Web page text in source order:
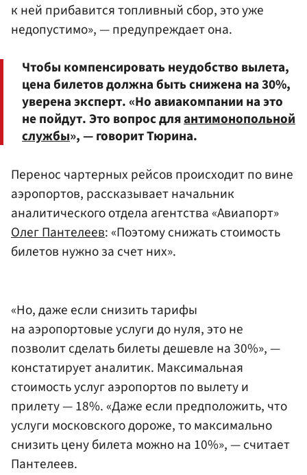
к ней прибавится топливный сбор, это уже
недопустимо», — предупреждает она.
Чтобы компенсировать неудобство вылета,
цена билетов должна быть снижена на 30%,
уверена эксперт. «Но авиакомпании на это
не пойдут. Это вопрос дляантимонопольной
службы», — говорит Тюрина.
Перенос чартерных рейсов происходит по вине
аэропортов, рассказывает начальник
аналитического отдела агентства «Авиапорт»
Олег Пантелеев: «Поэтому снижать стоимость
билетов нужно за счет них».
«Но, даже если снизить тарифы
на аэропортовые услуги до нуля, это не
позволит сделать билеты дешевле на 30%», —
констатирует аналитик. Максимальная
стоимость услуг аэропортов по вылету и
прилету — 18%. «Даже если предположить, что
услуги московского дороже, то максимально
снизить цену билета можно на 10%», — считает
Пантелеев.